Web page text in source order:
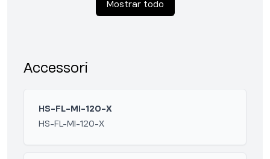
Mostrar todo
Accessori
HS-FL-MI-120-X
HS-FL-MI-120-X